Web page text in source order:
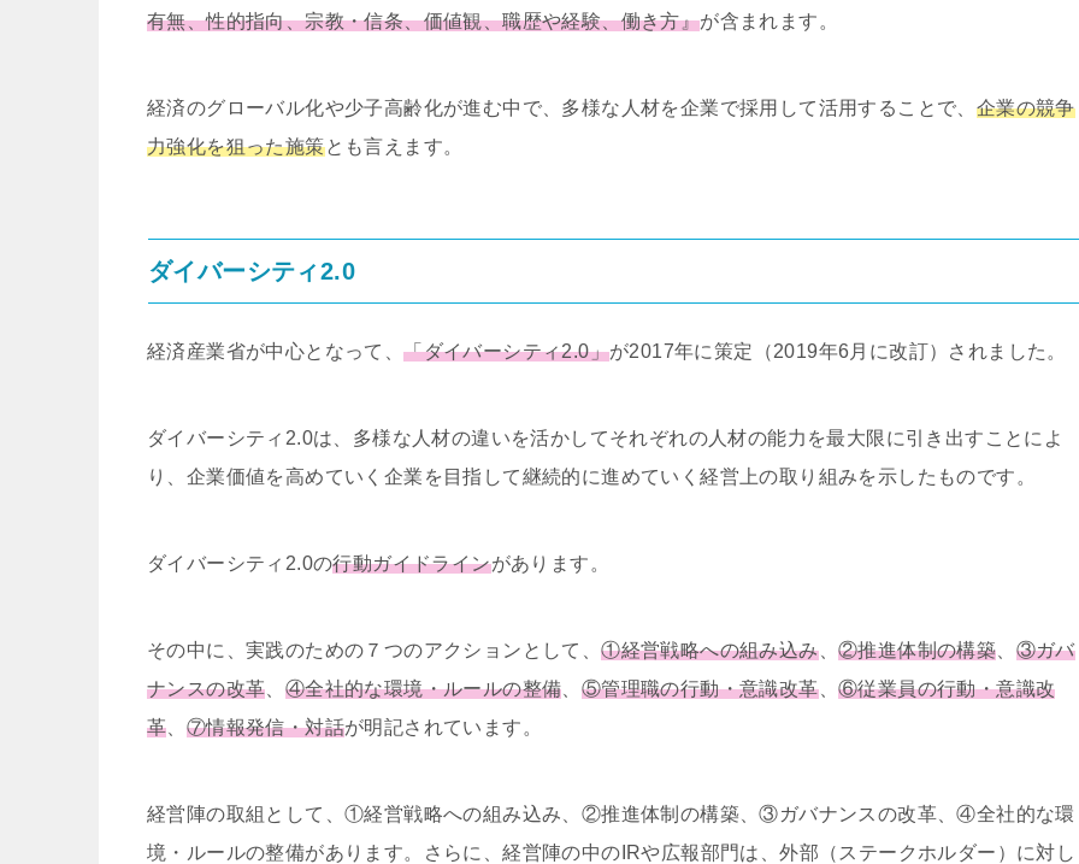
有無、性的指向、宗教・信条、価値観、職歴や経験、働き方』が含まれます。
経済のグローバル化や少子高齢化が進む中で、多様な人材を企業で採用して活用することで、 企業の競争
力強化を狙った施策とも言えます。
ダイバーシティ2.0
経済産業省が中心となって、「ダイバーシティ2.0」が2017年に策定（2019年6月に改訂）されました。
ダイバーシティ 2.0は、多様な人材の違いを活かしてそれぞれの人材の能力を最大限に引き出すことによ
り、企業価値を高めていく企業を目指して継続的に進めていく経営上の取り組みを示したものです。
ダイバーシティ 2.0の行動ガイドラインがあります。
その中に、実践のための７つのアクションとして、①経営戦略への組み込み、②推進体制の構築
③ガバ
ナンスの改革
④全社的な環境・ルールの整備 ⑤管理職の行動・意識改革、⑥従業員の行動・意識改
革
⑦情報発信・対話が明記されています。
経営陣の取組として、①経営戦略への組み込み、②推進体制の構築、③ガバナンスの改革、④全社的な環
境・ルールの整備があります。さらに、経営陣の中の IRや広報部門は、外部（ステークホルダー）に対し